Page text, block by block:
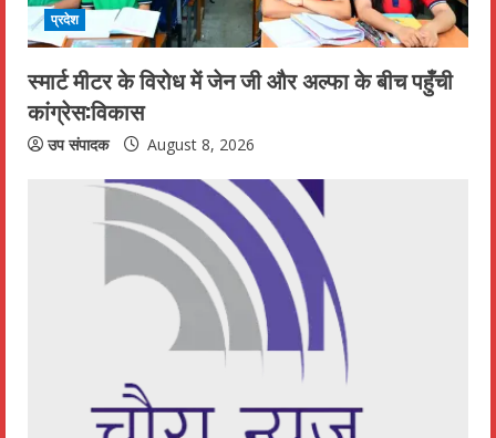
प्रदेश
स्मार्ट मीटर के विरोध में जेन जी और अल्फा के बीच पहुँची
कांग्रेस:विकास
उप संपादक August 8, 2026